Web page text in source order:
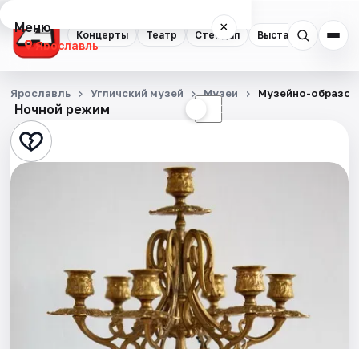
Концерты Театр Стендап Выставки
Меню ×
Ярославль
Концерты
Театр
Стендап
Экскурсии
События
Ночной режим ☾
Ярославль Угличский музей Музеи Музейно-